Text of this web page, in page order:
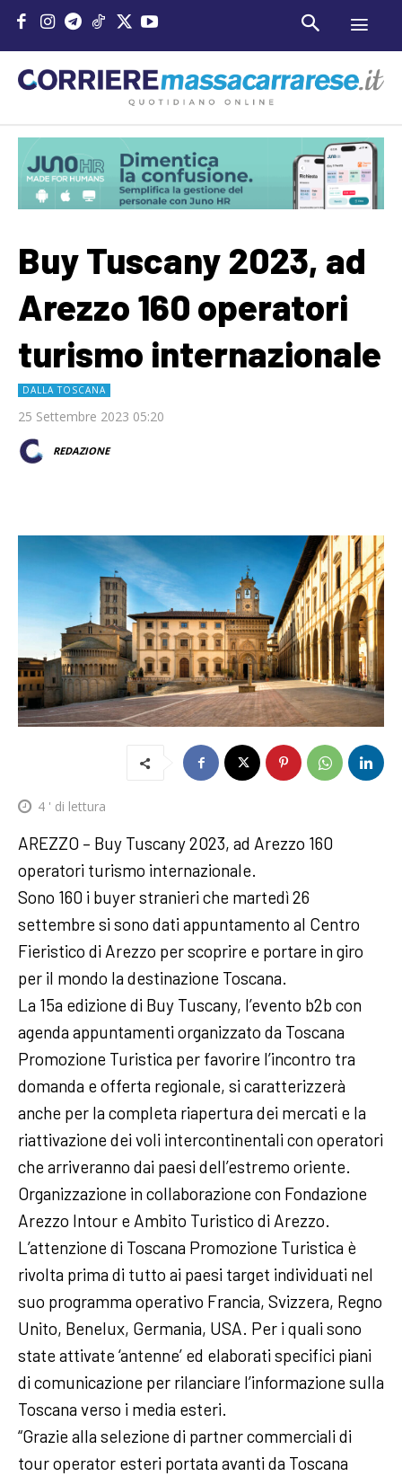
Buy Tuscany 2023, ad
Arezzo 160 operatori
turismo internazionale
DALLA TOSCANA
25 Settembre 2023 05:20
REDAZIONE
4 ' di lettura
AREZZO – Buy Tuscany 2023, ad Arezzo 160
operatori turismo internazionale.
Sono 160 i buyer stranieri che martedì 26
settembre si sono dati appuntamento al Centro
Fieristico di Arezzo per scoprire e portare in giro
per il mondo la destinazione Toscana.
La 15a edizione di Buy Tuscany, l’evento b2b con
agenda appuntamenti organizzato da Toscana
Promozione Turistica per favorire l’incontro tra
domanda e offerta regionale, si caratterizzerà
anche per la completa riapertura dei mercati e la
riattivazione dei voli intercontinentali con operatori
che arriveranno dai paesi dell’estremo oriente.
Organizzazione in collaborazione con Fondazione
Arezzo Intour e Ambito Turistico di Arezzo.
L’attenzione di Toscana Promozione Turistica è
rivolta prima di tutto ai paesi target individuati nel
suo programma operativo Francia, Svizzera, Regno
Unito, Benelux, Germania, USA. Per i quali sono
state attivate ‘antenne’ ed elaborati specifici piani
di comunicazione per rilanciare l’informazione sulla
Toscana verso i media esteri.
“Grazie alla selezione di partner commerciali di
tour operator esteri portata avanti da Toscana